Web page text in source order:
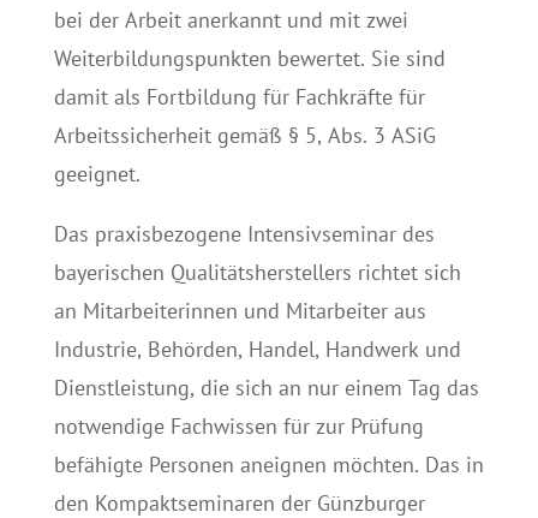
bei der Arbeit anerkannt und mit zwei
Weiterbildungspunkten bewertet. Sie sind
damit als Fortbildung für Fachkräfte für
Arbeitssicherheit gemäß § 5, Abs. 3 ASiG
geeignet.
Das praxisbezogene Intensivseminar des
bayerischen Qualitätsherstellers richtet sich
an Mitarbeiterinnen und Mitarbeiter aus
Industrie, Behörden, Handel, Handwerk und
Dienstleistung, die sich an nur einem Tag das
notwendige Fachwissen für zur Prüfung
befähigte Personen aneignen möchten. Das in
den Kompaktseminaren der Günzburger